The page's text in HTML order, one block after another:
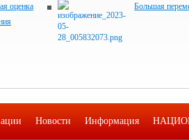
оценка
Большая
Новости Информация